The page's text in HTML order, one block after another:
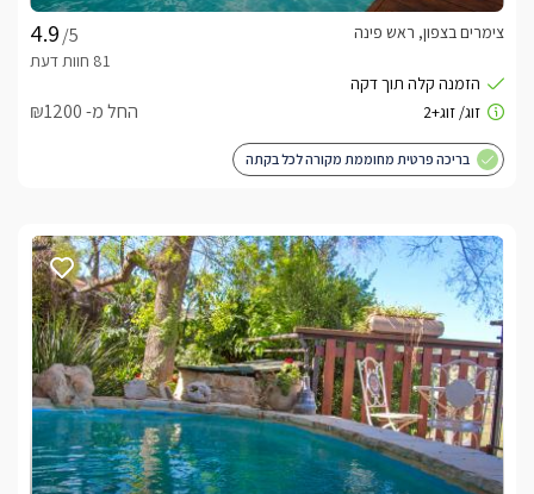
/5
צימרים בצפון, ראש פינה
החל מ- ₪1200
בריכה פרטית מחוממת מקורה לכל בקתה